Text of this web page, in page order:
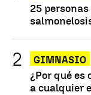
25
GIMNASIO
¿Por qué
a cualquier